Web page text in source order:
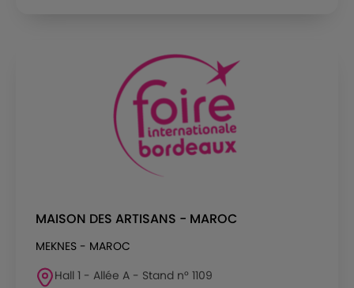
MAISON DES ARTISANS - MAROC
MEKNES - MAROC
Hall 1 - Allée A - Stand n° 1109